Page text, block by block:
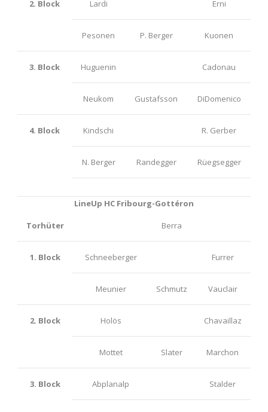
2. Block Lardi Erni
Pesonen P. Berger Kuonen
3. Block Huguenin Cadonau
Neukom Gustafsson DiDomenico
4. Block Kindschi R. Gerber
N. Berger Randegger Rüegsegger
LineUp HC Fribourg-Gottéron
Torhüter Berra
1. Block Schneeberger Furrer
Meunier Schmutz Vauclair
2. Block Holös Chavaillaz
Mottet Slater Marchon
3. Block Abplanalp Stalder